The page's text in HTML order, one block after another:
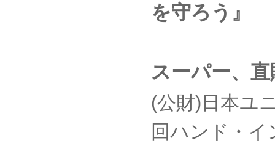
を守ろう』
スーパー、
(公財)日本ユ
回ハンド・